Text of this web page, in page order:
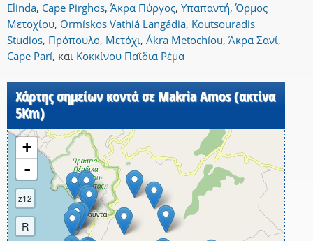
Elinda, Cape Pirghos, Άκρα Πύργος, Υπαπαντή,Όρμος
Μετοχίου, Ormískos Vathiá Langádia, Koutsouradis
Studios, Πρόπουλο, Μετόχι, Ákra Metochíou, Άκρα Σανί,
Cape Parí, και Κοκκίνου Παΐδια Ρέμα
Χάρτης σημείων κοντά σε Makria Amos (ακτίνα
5Km)
+
-
z12
R